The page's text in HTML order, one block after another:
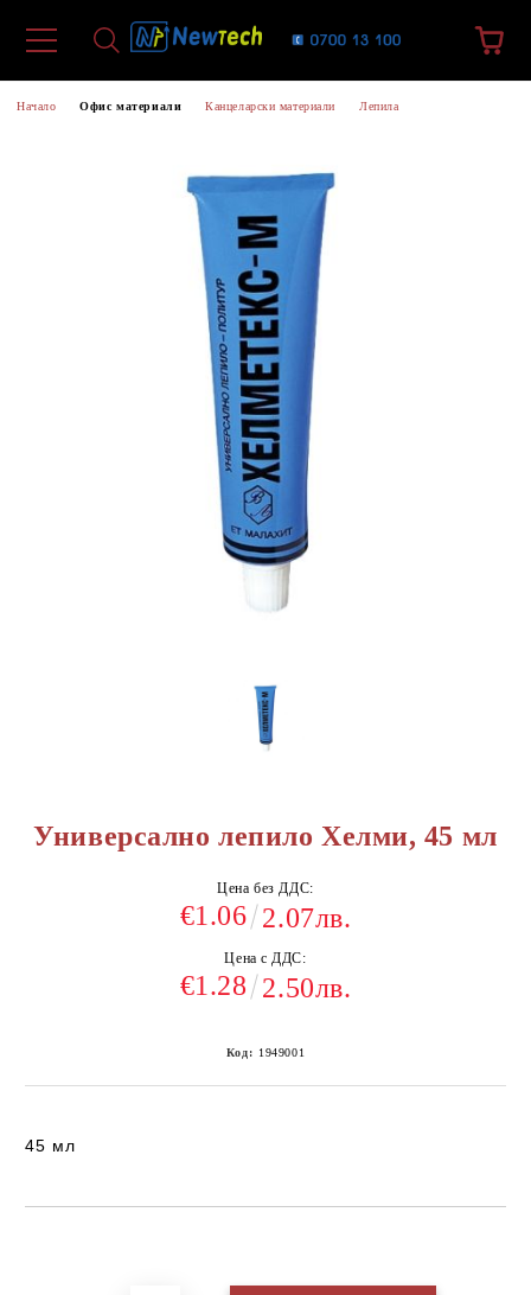
Начало Офис материали Канцеларски материали Лепилa
Универсално лепило Хелми, 45 мл
Цена без ДДС:
€1.06 2.07лв.
Цена с ДДС:
€1.28 2.50лв.
Код: 1949001
45 мл